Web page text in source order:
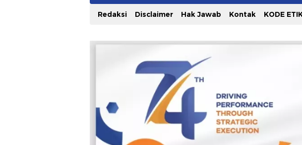
Redaksi Disclaimer Hak Jawab Kontak KODE